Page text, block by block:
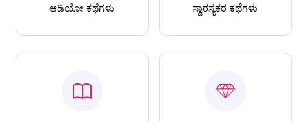
ಆಡಿಯೋ ಕಥೆಗಳು
ಸ್ವಾರಸ್ಯಕರ ಕಥೆಗಳು